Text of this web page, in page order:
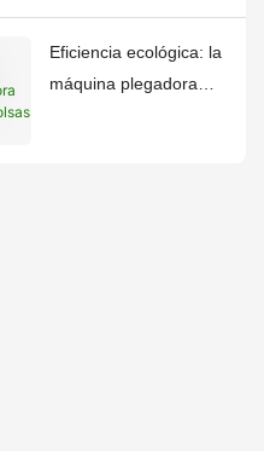
Eficiencia ecológica: la
máquina plegadora